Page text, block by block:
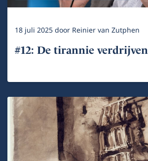
18 juli 2025door Reinier van Zutphen
#12: De tirannie verdrijven